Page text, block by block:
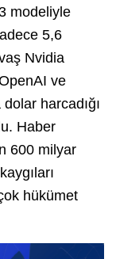
modeliyle
5,6
Nvidia
ve
harcadığı
Haber
600 milyar
hükümet